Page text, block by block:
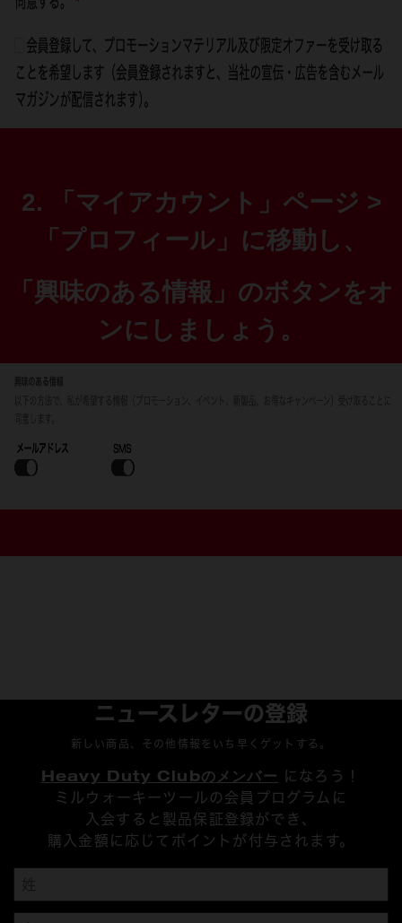
2. 「マイアカウント」ページ >
「プロフィール」に移動し、
「興味のある情報」のボタンをオ
ンにしましょう。
ニュースレターの登録
新しい商品、その他情報をいち早くゲットする。
Heavy Duty Clubのメンバー になろう！
ミルウォーキーツールの会員プログラムに
入会すると製品保証登録ができ、
購入金額に応じてポイントが付与されます。